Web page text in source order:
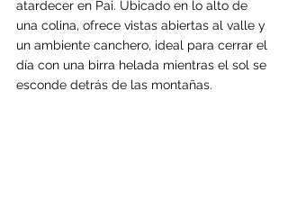
atardecer en Pai. Ubicado en lo alto de
una colina, ofrece vistas abiertas al valle y
un ambiente canchero, ideal para cerrar el
día con una birra helada mientras el sol se
esconde detrás de las montañas.